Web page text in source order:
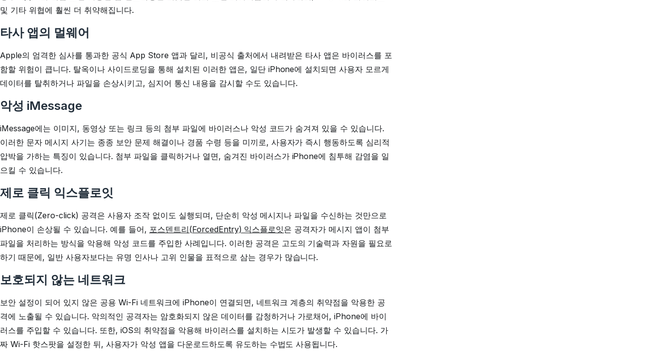
및 기타 위협에 훨씬 더 취약해집니다.
타사 앱의 멀웨어
Apple의 엄격한 심사를 통과한 공식 App Store 앱과 달리, 비공식 출처에서 내려받은 타사 앱은 바이러스를 포
함할 위험이 큽니다. 탈옥이나 사이드로딩을 통해 설치된 이러한 앱은, 일단 iPhone에 설치되면 사용자 모르게
데이터를 탈취하거나 파일을 손상시키고, 심지어 통신 내용을 감시할 수도 있습니다.
악성 iMessage
iMessage에는 이미지, 동영상 또는 링크 등의 첨부 파일에 바이러스나 악성 코드가 숨겨져 있을 수 있습니다.
이러한 문자 메시지 사기는 종종 보안 문제 해결이나 경품 수령 등을 미끼로, 사용자가 즉시 행동하도록 심리적
압박을 가하는 특징이 있습니다. 첨부 파일을 클릭하거나 열면, 숨겨진 바이러스가 iPhone에 침투해 감염을 일
으킬 수 있습니다.
제로 클릭 익스플로잇
제로 클릭(Zero-click) 공격은 사용자 조작 없이도 실행되며, 단순히 악성 메시지나 파일을 수신하는 것만으로
iPhone이 손상될 수 있습니다. 예를 들어, 포스덴트리(ForcedEntry) 익스플로잇은 공격자가 메시지 앱이 첨부
파일을 처리하는 방식을 악용해 악성 코드를 주입한 사례입니다. 이러한 공격은 고도의 기술력과 자원을 필요로
하기 때문에, 일반 사용자보다는 유명 인사나 고위 인물을 표적으로 삼는 경우가 많습니다.
보호되지 않는 네트워크
보안 설정이 되어 있지 않은 공용 Wi-Fi 네트워크에 iPhone이 연결되면, 네트워크 계층의 취약점을 악용한 공
격에 노출될 수 있습니다. 악의적인 공격자는 암호화되지 않은 데이터를 감청하거나 가로채어, iPhone에 바이
러스를 주입할 수 있습니다. 또한, iOS의 취약점을 악용해 바이러스를 설치하는 시도가 발생할 수 있습니다. 가
짜 Wi-Fi 핫스팟을 설정한 뒤, 사용자가 악성 앱을 다운로드하도록 유도하는 수법도 사용됩니다.